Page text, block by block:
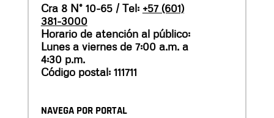
Cra 8 N° 10-65 / Tel: +57 (601)
381-3000
Horario de atención al público:
Lunes a viernes de 7:00 a.m. a
4:30 p.m.
Código postal: 111711
NAVEGA POR PORTAL